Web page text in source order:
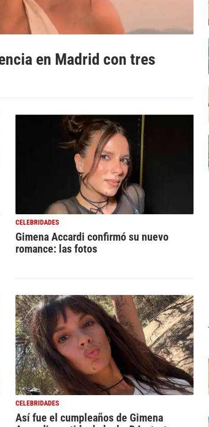
en Madrid con tres
CELEBRIDADES
Gimena Accardi confirmó su nuevo
romance: las fotos
CELEBRIDADES
Así fue el cumpleaños de Gimena